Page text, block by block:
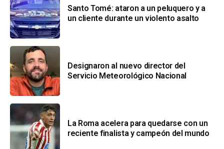
Santo Tomé: ataron a un peluquero y a
un cliente durante un violento asalto
Designaron al nuevo director del
Servicio Meteorológico Nacional
La Roma acelera para quedarse con un
reciente finalista y campeón del mundo